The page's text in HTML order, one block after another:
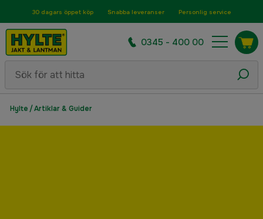
30 dagars öppet köp Snabba leveranser Personlig service
0345 - 400 00
Hylte /Artiklar & Guider